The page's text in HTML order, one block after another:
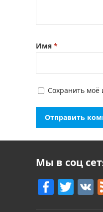
Имя *
Сохранить моё
Мы в соц
F T V